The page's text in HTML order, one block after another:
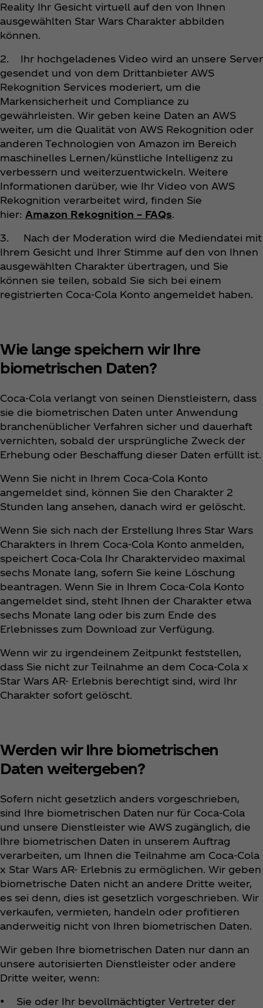
Reality Ihr Gesicht virtuell auf den von Ihnen
ausgewählten Star Wars Charakter abbilden
können.
2. Ihr hochgeladenes Video wird an unsere Server
gesendet und von dem Drittanbieter AWS
Rekognition Services moderiert, um die
Markensicherheit und Compliance zu
gewährleisten. Wir geben keine Daten an AWS
weiter, um die Qualität von AWS Rekognition oder
anderen Technologien von Amazon im Bereich
maschinelles Lernen/künstliche Intelligenz zu
verbessern und weiterzuentwickeln. Weitere
Informationen darüber, wie Ihr Video von AWS
Rekognition verarbeitet wird, finden Sie
hier: Amazon Rekognition – FAQs.
3. Nach der Moderation wird die Mediendatei mit
Ihrem Gesicht und Ihrer Stimme auf den von Ihnen
ausgewählten Charakter übertragen, und Sie
können sie teilen, sobald Sie sich bei einem
registrierten Coca‑Cola Konto angemeldet haben.
Wie lange speichern wir Ihre
biometrischen Daten?
Coca‑Cola verlangt von seinen Dienstleistern, dass
sie die biometrischen Daten unter Anwendung
branchenüblicher Verfahren sicher und dauerhaft
vernichten, sobald der ursprüngliche Zweck der
Erhebung oder Beschaffung dieser Daten erfüllt ist.
Wenn Sie nicht in Ihrem Coca‑Cola Konto
angemeldet sind, können Sie den Charakter 2
Stunden lang ansehen, danach wird er gelöscht.
Wenn Sie sich nach der Erstellung Ihres Star Wars
Charakters in Ihrem Coca‑Cola Konto anmelden,
speichert Coca‑Cola Ihr Charaktervideo maximal
sechs Monate lang, sofern Sie keine Löschung
beantragen. Wenn Sie in Ihrem Coca‑Cola Konto
angemeldet sind, steht Ihnen der Charakter etwa
sechs Monate lang oder bis zum Ende des
Erlebnisses zum Download zur Verfügung.
Wenn wir zu irgendeinem Zeitpunkt feststellen,
dass Sie nicht zur Teilnahme an dem Coca‑Cola x
Star Wars AR- Erlebnis berechtigt sind, wird Ihr
Charakter sofort gelöscht.
Werden wir Ihre biometrischen
Daten weitergeben?
Sofern nicht gesetzlich anders vorgeschrieben,
sind Ihre biometrischen Daten nur für Coca‑Cola
und unsere Dienstleister wie AWS zugänglich, die
Ihre biometrischen Daten in unserem Auftrag
verarbeiten, um Ihnen die Teilnahme am Coca‑Cola
x Star Wars AR- Erlebnis zu ermöglichen. Wir geben
biometrische Daten nicht an andere Dritte weiter,
es sei denn, dies ist gesetzlich vorgeschrieben. Wir
verkaufen, vermieten, handeln oder profitieren
anderweitig nicht von Ihren biometrischen Daten.
Wir geben Ihre biometrischen Daten nur dann an
unsere autorisierten Dienstleister oder andere
Dritte weiter, wenn:
• Sie oder Ihr bevollmächtigter Vertreter der